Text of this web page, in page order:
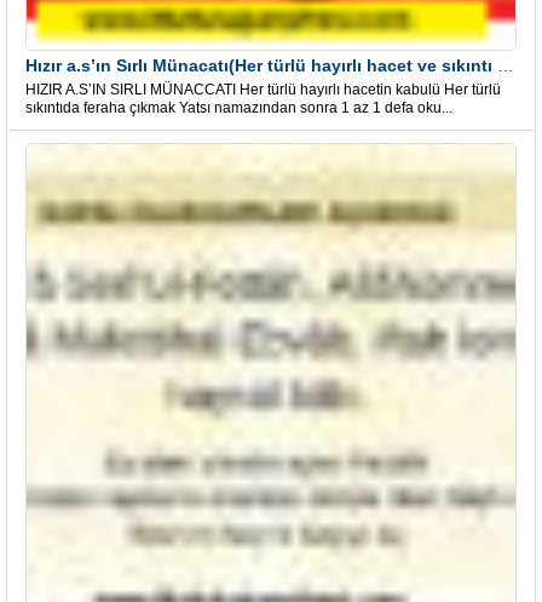
HIZIR A.S’IN SIRLI MÜNACCATI Her türlü hayırlı hacetin kabulü Her türlü
sıkıntıda feraha çıkmak Yatsı namazından sonra 1 az 1 defa oku...